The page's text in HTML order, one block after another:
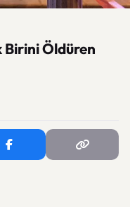
Birini Öldüren